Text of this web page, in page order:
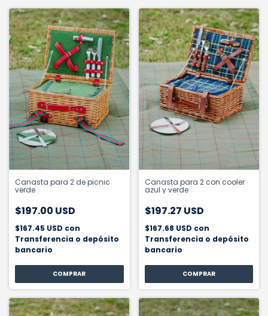
Canasta para 2 de picnic
verde
$197.00 USD
$167.45 USD con
Transferencia o depósito
bancario
Canasta para 2 con cooler
azul y verde
$197.27 USD
$167.68 USD con
Transferencia o depósito
bancario